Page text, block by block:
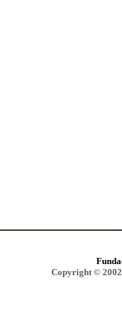
Copyright ©